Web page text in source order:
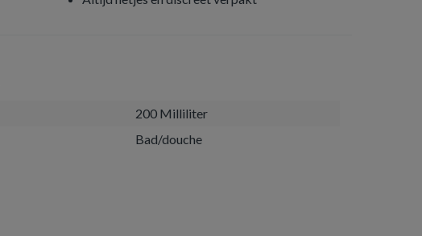
200 Milliliter
Bad/douche